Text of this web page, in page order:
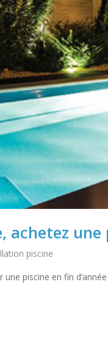
achetez une
piscine
piscine en fin